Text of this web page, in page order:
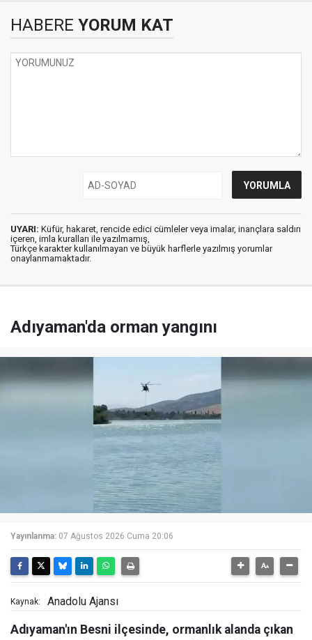
HABERE YORUM KAT
UYARI: Küfür, hakaret, rencide edici cümleler veya imalar, inançlara saldırı
içeren, imla kuralları ile yazılmamış,
Türkçe karakter kullanılmayan ve büyük harflerle yazılmış yorumlar
onaylanmamaktadır.
Adıyaman'da orman yangını
Yayınlanma: 07 Ağustos 2026 Cuma 20:06
Kaynak: Anadolu Ajansı
Adıyaman'ın Besni ilçesinde, ormanlık alanda çıkan